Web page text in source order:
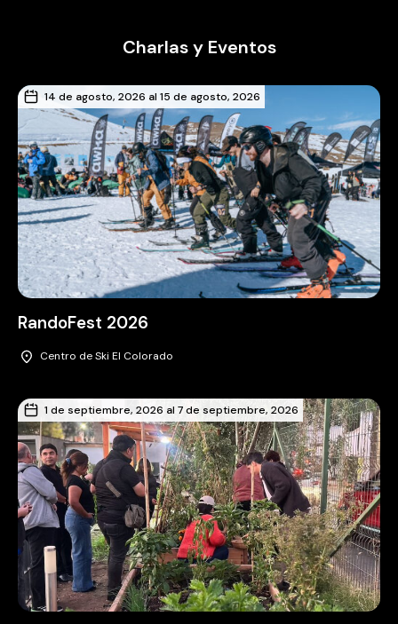
Charlas y Eventos
14 de agosto, 2026 al 15 de agosto, 2026
RandoFest 2026
Centro de Ski El Colorado
1 de septiembre, 2026 al 7 de septiembre, 2026